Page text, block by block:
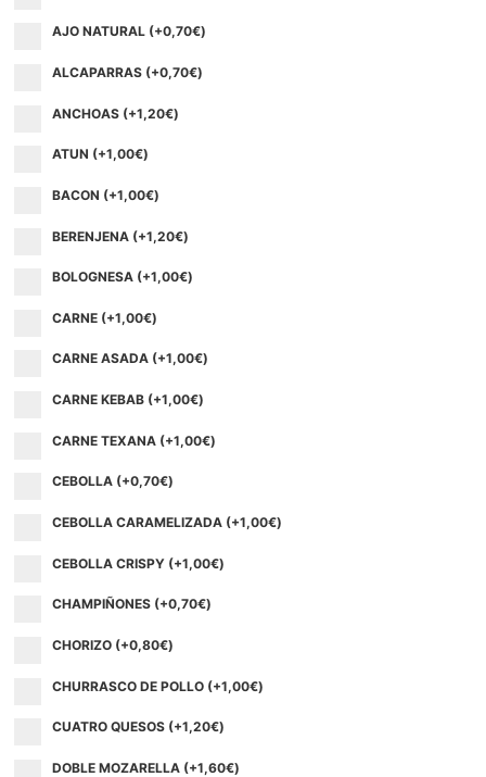
AJO NATURAL (+0,70€)
ALCAPARRAS (+0,70€)
ANCHOAS (+1,20€)
ATUN (+1,00€)
BACON (+1,00€)
BERENJENA (+1,20€)
BOLOGNESA (+1,00€)
CARNE (+1,00€)
CARNE ASADA (+1,00€)
CARNE KEBAB (+1,00€)
CARNE TEXANA (+1,00€)
CEBOLLA (+0,70€)
CEBOLLA CARAMELIZADA (+1,00€)
CEBOLLA CRISPY (+1,00€)
CHAMPIÑONES (+0,70€)
CHORIZO (+0,80€)
CHURRASCO DE POLLO (+1,00€)
CUATRO QUESOS (+1,20€)
DOBLE MOZARELLA (+1,60€)